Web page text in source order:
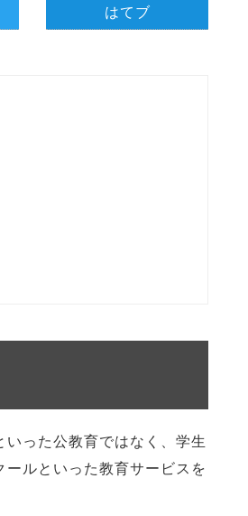
はてブ
った公教育ではなく、学生
ルといった教育サービスを